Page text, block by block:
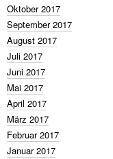
Oktober 2017
September 2017
August 2017
Juli 2017
Juni 2017
Mai 2017
April 2017
März 2017
Februar 2017
Januar 2017